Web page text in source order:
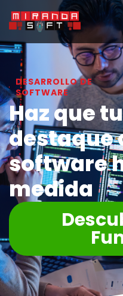
DESARROLLO DE
SOFTWARE
Haz que
destaque
software
medida